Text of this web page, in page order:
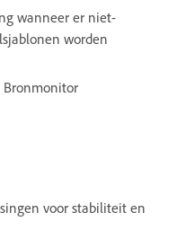
wanneer er niet-
worden
Bronmonitor
voor stabiliteit en